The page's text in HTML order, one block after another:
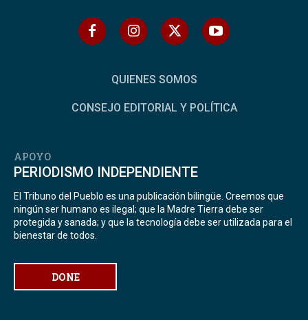
QUIENES SOMOS
CONSEJO EDITORIAL Y POLÍTICA
APOYO
PERIODISMO INDEPENDIENTE
El Tribuno del Pueblo es una publicación bilingüe. Creemos que
ningún ser humano es ilegal; que la Madre Tierra debe ser
protegida y sanada; y que la tecnología debe ser utilizada para el
bienestar de todos.
DONE